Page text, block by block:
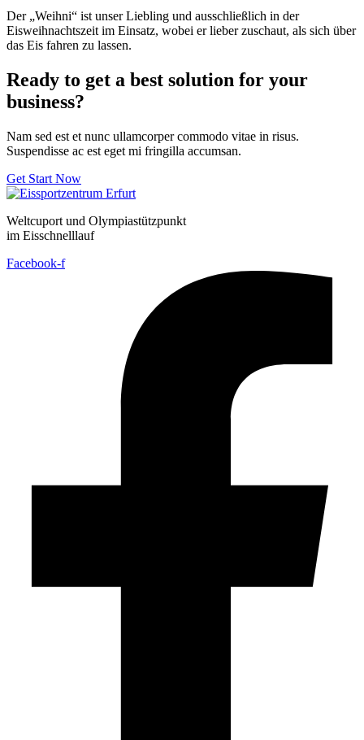
Der „Weihni“ ist unser Liebling und ausschließlich in der
Eisweihnachtszeit im Einsatz, wobei er lieber zuschaut, als sich über
das Eis fahren zu lassen.
Ready to get a best solution for your
business?
Nam sed est et nunc ullamcorper commodo vitae in risus.
Suspendisse ac est eget mi fringilla accumsan.
Get Start Now
Weltcuport und Olympiastützpunkt
im Eisschnelllauf
Facebook-f